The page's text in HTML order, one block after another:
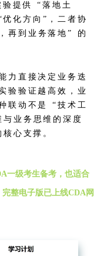
提供 “落地土
化方向”，二者协
再到业务落地” 的
力直接决定业务迭
验验证越高效，业
联动不是 “技术工
业务思维的深度
心支撑。
一级考生备考，也适合
整电子版已上线CDA网